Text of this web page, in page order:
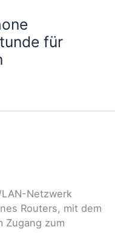
für
Netzwerk
Routers, mit dem
Zugang zum